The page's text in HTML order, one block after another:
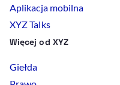
Aplikacja mobilna
XYZ Talks
Więcej od XYZ
Giełda